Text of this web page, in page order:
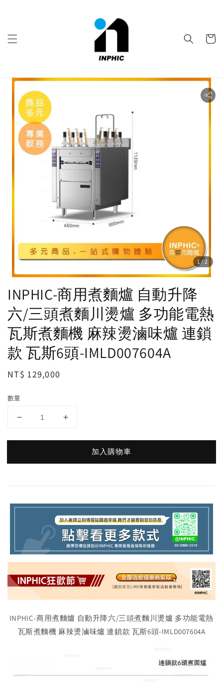
1/2
INPHIC-商用煮麵爐 自動升降
六/三頭煮麵川燙爐 多功能電熱
瓦斯煮麵機 麻辣燙滷味爐 連鎖
款 瓦斯6頭-IMLD007604A
Regular
NT$ 129,000
數量
加入購物車
INPHIC-商用煮麵爐 自動升降六/三頭煮麵川燙爐 多功能電熱
瓦斯煮麵機 麻辣燙滷味爐 連鎖款 瓦斯6頭-IMLD007604A